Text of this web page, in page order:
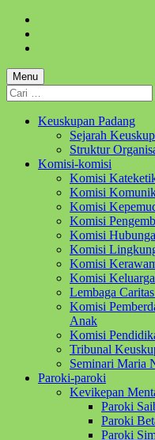
content
footer
Menu
Cari
untuk:
Keuskupan Padang
Sejarah
Struktur
Komisi-komisi
Komisi
Komisi
Komisi
Komisi
Komisi
Komisi
Komisi
Komisi Keluarga
Lembaga
Komisi
Anak
Komisi
Tribunal
Seminari Maria
Paroki-paroki
Kevikepan
Paroki
Paroki
Paroki